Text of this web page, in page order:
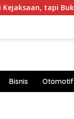
Bukan Jaksa
Bisnis Otomotif